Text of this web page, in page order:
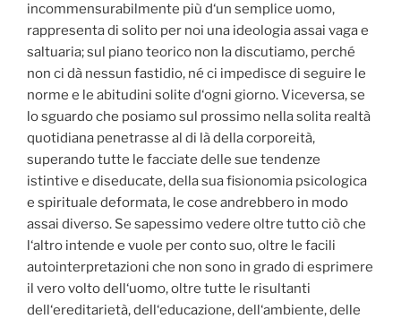
incommensurabilmente più d‘un semplice uomo,
rappresenta di solito per noi una ideologia assai vaga e
saltuaria; sul piano teorico non la discutiamo, perché
non ci dà nessun fastidio, né ci impedisce di seguire le
norme e le abitudini solite d‘ogni giorno. Viceversa, se
lo sguardo che posiamo sul prossimo nella solita realtà
quotidiana penetrasse al di là della corporeità,
superando tutte le facciate delle sue tendenze
istintive e diseducate, della sua fisionomia psicologica
e spirituale deformata, le cose andrebbero in modo
assai diverso. Se sapessimo vedere oltre tutto ciò che
l‘altro intende e vuole per conto suo, oltre le facili
autointerpretazioni che non sono in grado di esprimere
il vero volto dell‘uomo, oltre tutte le risultanti
dell‘ereditarietà, dell‘educazione, dell‘ambiente, delle